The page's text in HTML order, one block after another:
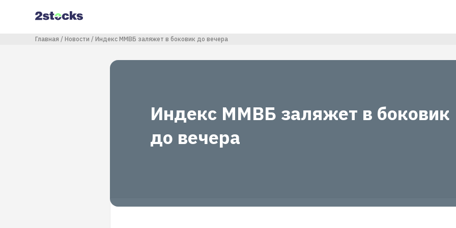
содержанию
Строка навигации
Главная Новости Индекс ММВБ заляжет в боковик до вечера
Индекс ММВБ заляжет в боковик
до вечера